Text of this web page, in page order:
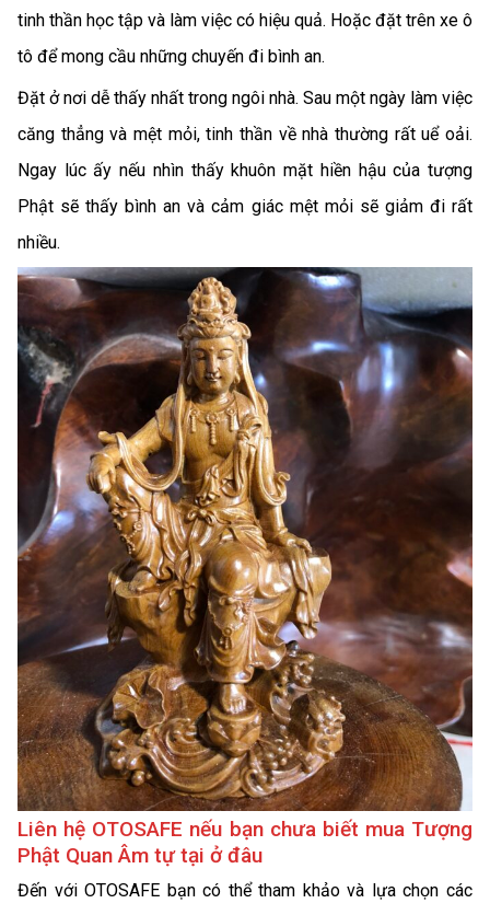
tinh thần học tập và làm việc có hiệu quả. Hoặc đặt trên xe ô
tô để mong cầu những chuyến đi bình an.
Đặt ở nơi dễ thấy nhất trong ngôi nhà. Sau một ngày làm việc
căng thẳng và mệt mỏi, tinh thần về nhà thường rất uể oải.
Ngay lúc ấy nếu nhìn thấy khuôn mặt hiền hậu của tượng
Phật sẽ thấy bình an và cảm giác mệt mỏi sẽ giảm đi rất
nhiều.
Liên hệ OTOSAFE nếu bạn chưa biết mua Tượng
Phật Quan Âm tự tại ở đâu
Đến với OTOSAFE bạn có thể tham khảo và lựa chọn các